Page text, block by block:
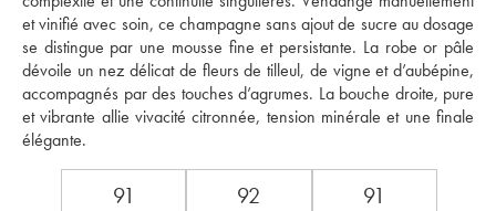
et vinifié avec soin, ce champagne sans ajout de sucre au dosage
se distingue par une mousse fine et persistante. La robe or pâle
dévoile un nez délicat de fleurs de tilleul, de vigne et d’aubépine,
accompagnés par des touches d’agrumes. La bouche droite, pure
et vibrante allie vivacité citronnée, tension minérale et une finale
élégante.
91 92 91